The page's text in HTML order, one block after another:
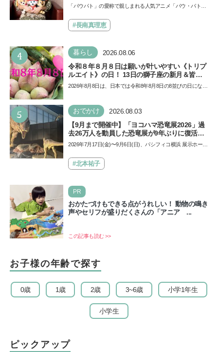
声優をつとめた映画『パウ・パトロール ザ・ダ
できると子どもに知ってほしい
「パウパト」の愛称で親しまれる人気アニメ「パウ・パトロ
ザ…
#長南真理恵
4 暮らし 2026.08.06
令和８年８月８日は願いが叶いやすい《トリプ
ルエイト》の日！ 13日の獅子座の新月＆皆既
日食の影響にも注目
2026年8月8日は、日本では令和8年8月8日の8並びの日になり
て…
5 おでかけ 2026.08.03
【9月まで開催中】「ヨコハマ恐竜展2026」過
去26万人を動員した恐竜展が9年ぶりに復活！
夏休みのおでかけで楽しむポイントを完全ガイ
2026年7月17日(金)〜9月6日(日)、パシフィコ横浜 展示ホール
催…
#北本祐子
PR
おかたづけもできる点がうれしい！ 動物の鳴き
声やセリフが盛りだくさんの「アニア ...
この記事も読む >>
お子様の年齢で探す
0歳 1歳 2歳 3~6歳 小学1年生
小学生
ピックアップ